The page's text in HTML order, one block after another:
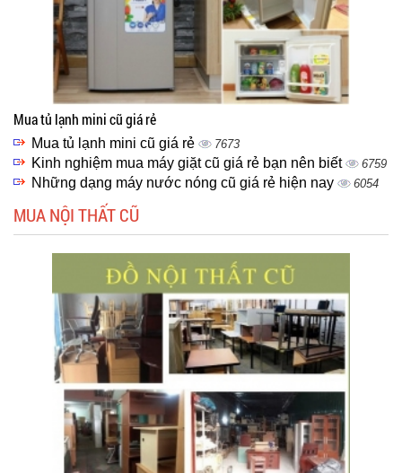
Mua tủ lạnh mini cũ giá rẻ
Mua tủ lạnh mini cũ giá rẻ 7673
Kinh nghiệm mua máy giặt cũ giá rẻ bạn nên biết 6759
Những dạng máy nước nóng cũ giá rẻ hiện nay 6054
MUA NỘI THẤT CŨ